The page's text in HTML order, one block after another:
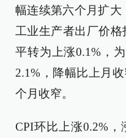
幅连续第六个月扩大
工业生产者出厂价
平转为上涨0.1%，
2.1%，降幅比上月
个月收窄。
CPI环比上涨0.2%